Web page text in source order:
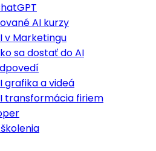
AI kurzy
v Marketingu
sa dostať do AI
grafika a videá
transformácia firiem